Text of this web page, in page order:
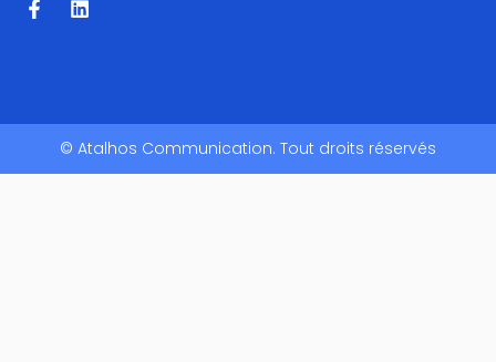
© Atalhos Communication. Tout droits réservés